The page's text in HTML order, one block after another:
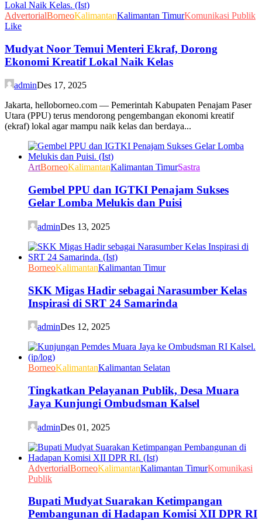
AdvertorialBorneoKalimantanKalimantan TimurKomunikasi Publik
Like
Mudyat Noor Temui Menteri Ekraf, Dorong
Ekonomi Kreatif Lokal Naik Kelas
adminDes 17, 2025
Jakarta, helloborneo.com — Pemerintah Kabupaten Penajam Paser
Utara (PPU) terus mendorong pengembangan ekonomi kreatif
(ekraf) lokal agar mampu naik kelas dan berdaya...
ArtBorneoKalimantanKalimantan TimurSastra
Gembel PPU dan IGTKI Penajam Sukses
Gelar Lomba Melukis dan Puisi
adminDes 13, 2025
BorneoKalimantanKalimantan Timur
SKK Migas Hadir sebagai Narasumber Kelas
Inspirasi di SRT 24 Samarinda
adminDes 12, 2025
BorneoKalimantanKalimantan Selatan
Tingkatkan Pelayanan Publik, Desa Muara
Jaya Kunjungi Ombudsman Kalsel
adminDes 01, 2025
AdvertorialBorneoKalimantanKalimantan TimurKomunikasi
Publik
Bupati Mudyat Suarakan Ketimpangan
Pembangunan di Hadapan Komisi XII DPR RI